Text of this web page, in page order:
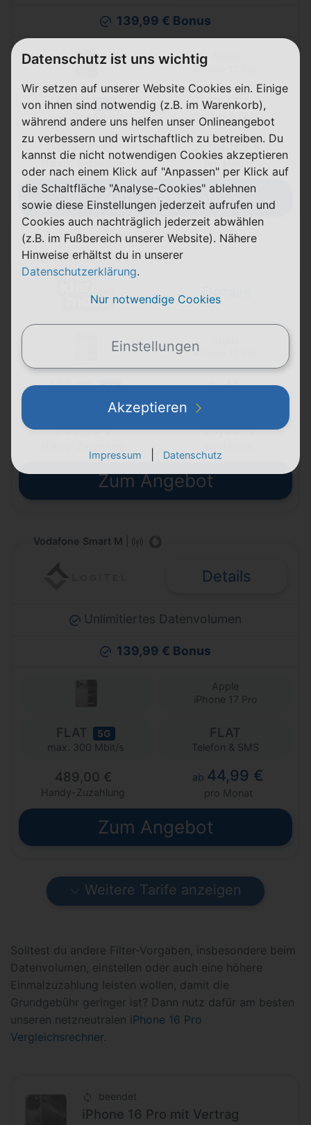
139,99 € Bonus
iPhone 17 Pro
FLAT 5G
max. 300 Mbit/s
FLAT
Telefon & SMS
169,00 €
Handy-Zuzahlung
54,99 €
pro Monat
Zum Angebot
Allnet Flat 100 GB 5G|
Details
iPhone 17 Pro
100 GB 5G
max. 50 Mbit/s
FLAT
Telefon & SMS
349,99 € 44,99 €
Zum Angebot
Vodafone Smart M
Details
Unlimitiertes Datenvolumen
139,99 € Bonus
Apple
iPhone 17 Pro
FLAT 5G
max. 300 Mbit/s
FLAT
Telefon & SMS
489,00 €
Handy-Zuzahlung
ab 44,99 €
pro Monat
Zum Angebot
Weitere Tarife anzeigen
Solltest du andere Filter-Vorgaben, insbesondere beim
Datenvolumen, einstellen oder auch eine höhere
Einmalzuzahlung leisten wollen, damit die
Grundgebühr geringer ist? Dann nutz dafür am besten
unseren netzneutralen iPhone 16 Pro
Vergleichsrechner.
beendet
iPhone 16 Pro mit Vertrag
Datenschutz ist uns wichtig
Wir setzen auf unserer Website Cookies ein. Einige
von ihnen sind notwendig (z.B. im Warenkorb),
während andere uns helfen unser Onlineangebot
zu verbessern und wirtschaftlich zu betreiben. Du
kannst die nicht notwendigen Cookies akzeptieren
oder nach einem Klick auf "Anpassen" per Klick auf
die Schaltfläche "Analyse-Cookies" ablehnen
sowie diese Einstellungen jederzeit aufrufen und
Cookies auch nachträglich jederzeit abwählen
(z.B. im Fußbereich unserer Website). Nähere
Hinweise erhältst du in unserer
Datenschutzerklärung.
Nur notwendige Cookies
Einstellungen
Akzeptieren
Impressum Datenschutz